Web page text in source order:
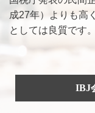
成27年）よりも高
としては良質です。
IBJ